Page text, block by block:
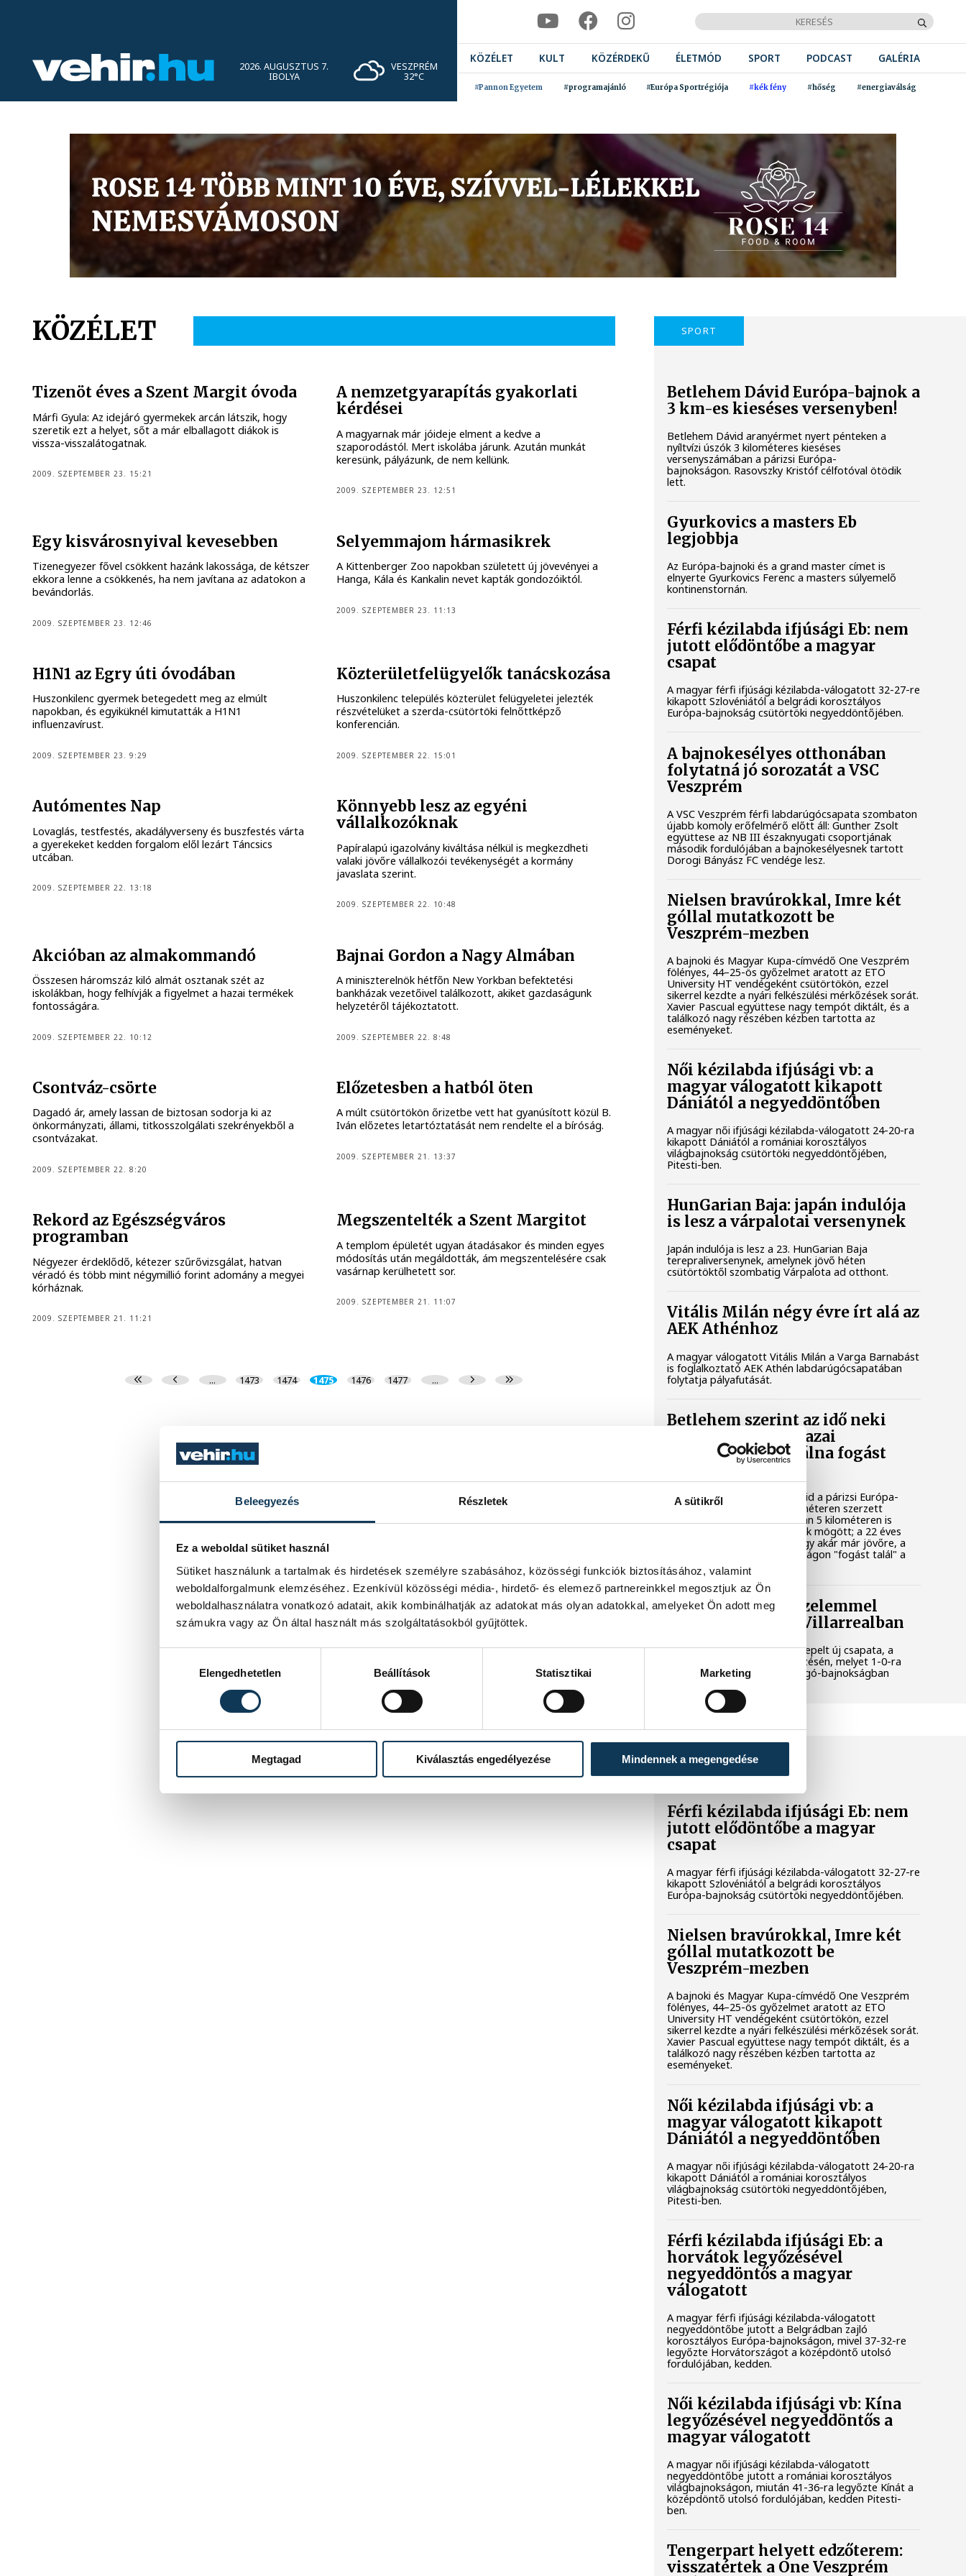
Beleegyezés Részletek A sütikről
Ez a weboldal sütiket használ
Sütiket használunk a tartalmak és hirdetések személyre szabásához, közösségi funkciók biztosításához, valamint
weboldalforgalmunk elemzéséhez. Ezenkívül közösségi média-, hirdető- és elemező partnereinkkel megosztjuk az Ön
weboldalhasználatra vonatkozó adatait, akik kombinálhatják az adatokat más olyan adatokkal, amelyeket Ön adott meg
számukra vagy az Ön által használt más szolgáltatásokból gyűjtöttek.
Elengedhetetlen
Beállítások Statisztikai Marketing
Megtagad Kiválasztás engedélyezése Mindennek a megengedése
2026. AUGUSZTUS 7.
IBOLYA
VESZPRÉM
32°C
KÖZÉLET KULT KÖZÉRDEKŰ ÉLETMÓD SPORT PODCAST GALÉRIA
#Pannon Egyetem #programajánló #Európa Sportrégiója #kék fény #hőség #energiaválság
KÖZÉLET
Tizenöt éves a Szent Margit óvoda
Márfi Gyula: Az idejáró gyermekek arcán látszik, hogy
szeretik ezt a helyet, sőt a már elballagott diákok is
vissza-visszalátogatnak.
2009. SZEPTEMBER 23. 15:21
A nemzetgyarapítás gyakorlati
kérdései
A magyarnak már jóideje elment a kedve a
szaporodástól. Mert iskolába járunk. Azután munkát
keresünk, pályázunk, de nem kellünk.
2009. SZEPTEMBER 23. 12:51
Egy kisvárosnyival kevesebben
Tizenegyezer fővel csökkent hazánk lakossága, de kétszer
ekkora lenne a csökkenés, ha nem javítana az adatokon a
bevándorlás.
2009. SZEPTEMBER 23. 12:46
Selyemmajom hármasikrek
A Kittenberger Zoo napokban született új jövevényei a
Hanga, Kála és Kankalin nevet kapták gondozóiktól.
2009. SZEPTEMBER 23. 11:13
H1N1 az Egry úti óvodában
Huszonkilenc gyermek betegedett meg az elmúlt
napokban, és egyiküknél kimutatták a H1N1
influenzavírust.
2009. SZEPTEMBER 23. 9:29
Közterületfelügyelők tanácskozása
Huszonkilenc település közterület felügyeletei jelezték
részvételüket a szerda-csütörtöki felnőttképző
konferencián.
2009. SZEPTEMBER 22. 15:01
Autómentes Nap
Lovaglás, testfestés, akadályverseny és buszfestés várta
a gyerekeket kedden forgalom elől lezárt Táncsics
utcában.
2009. SZEPTEMBER 22. 13:18
Könnyebb lesz az egyéni
vállalkozóknak
Papíralapú igazolvány kiváltása nélkül is megkezdheti
valaki jövőre vállalkozói tevékenységét a kormány
javaslata szerint.
2009. SZEPTEMBER 22. 10:48
Akcióban az almakommandó
Összesen háromszáz kiló almát osztanak szét az
iskolákban, hogy felhívják a figyelmet a hazai termékek
fontosságára.
2009. SZEPTEMBER 22. 10:12
Bajnai Gordon a Nagy Almában
A miniszterelnök hétfőn New Yorkban befektetési
bankházak vezetőivel találkozott, akiket gazdaságunk
helyzetéről tájékoztatott.
2009. SZEPTEMBER 22. 8:48
Csontváz-csörte
Dagadó ár, amely lassan de biztosan sodorja ki az
önkormányzati, állami, titkosszolgálati szekrényekből a
csontvázakat.
2009. SZEPTEMBER 22. 8:20
Előzetesben a hatból öten
A múlt csütörtökön őrizetbe vett hat gyanúsított közül B.
Iván előzetes letartóztatását nem rendelte el a bíróság.
2009. SZEPTEMBER 21. 13:37
Rekord az Egészségváros
programban
Négyezer érdeklődő, kétezer szűrővizsgálat, hatvan
véradó és több mint négymillió forint adomány a megyei
kórháznak.
2009. SZEPTEMBER 21. 11:21
Megszentelték a Szent Margitot
A templom épületét ugyan átadásakor és minden egyes
módosítás után megáldották, ám megszentelésére csak
vasárnap kerülhetett sor.
2009. SZEPTEMBER 21. 11:07
... 1473 1474 1475 1476 1477 ...
SPORT
Betlehem Dávid Európa-bajnok a
3 km-es kieséses versenyben!
Betlehem Dávid aranyérmet nyert pénteken a
nyíltvízi úszók 3 kilométeres kieséses
versenyszámában a párizsi Európa-
bajnokságon. Rasovszky Kristóf célfotóval ötödik
lett.
Gyurkovics a masters Eb
legjobbja
Az Európa-bajnoki és a grand master címet is
elnyerte Gyurkovics Ferenc a masters súlyemelő
kontinenstornán.
Férfi kézilabda ifjúsági Eb: nem
jutott elődöntőbe a magyar
csapat
A magyar férfi ifjúsági kézilabda-válogatott 32-27-re
kikapott Szlovéniától a belgrádi korosztályos
Európa-bajnokság csütörtöki negyeddöntőjében.
A bajnokesélyes otthonában
folytatná jó sorozatát a VSC
Veszprém
A VSC Veszprém férfi labdarúgócsapata szombaton
újabb komoly erőfelmérő előtt áll: Gunther Zsolt
együttese az NB III északnyugati csoportjának
második fordulójában a bajnokesélyesnek tartott
Dorogi Bányász FC vendége lesz.
Nielsen bravúrokkal, Imre két
góllal mutatkozott be
Veszprém-mezben
A bajnoki és Magyar Kupa-címvédő One Veszprém
fölényes, 44–25-ös győzelmet aratott az ETO
University HT vendégeként csütörtökön, ezzel
sikerrel kezdte a nyári felkészülési mérkőzések sorát.
Xavier Pascual együttese nagy tempót diktált, és a
találkozó nagy részében kézben tartotta az
eseményeket.
Női kézilabda ifjúsági vb: a
magyar válogatott kikapott
Dániától a negyeddöntőben
A magyar női ifjúsági kézilabda-válogatott 24-20-ra
kikapott Dániától a romániai korosztályos
világbajnokság csütörtöki negyeddöntőjében,
Pitesti-ben.
HunGarian Baja: japán indulója
is lesz a várpalotai versenynek
Japán indulója is lesz a 23. HunGarian Baja
terepraliversenynek, amelynek jövő héten
csütörtöktől szombatig Várpalota ad otthont.
Vitális Milán négy évre írt alá az
AEK Athénhoz
A magyar válogatott Vitális Milán a Varga Barnabást
is foglalkoztató AEK Athén labdarúgócsapatában
folytatja pályafutását.
Betlehem szerint az idő neki
dolgozik, jövőre hazai
környezetben találna fogást
Wellbrockon
A nyíltvízi úszó Betlehem Dávid a párizsi Európa-
bajnokságon a keddi 10 kilométeren szerzett
ezüstérmét követően, szerdán 5 kilométeren is
második lett Florian Wellbrock mögött; a 22 éves
magyar úszó bízik benne, hogy akár már jövőre, a
hazai rendezésű világbajnokságon "fogást talál" a
németek olimpiai bajnokán.
Gulácsi Péter győzelemmel
mutatkozott be a Villarrealban
Gulácsi Péter kezdőként szerepelt új csapata, a
Villarreal szerdai edzőmérkőzésén, melyet 1-0-ra
nyert meg a spanyol labdarúgó-bajnokságban
Férfi kézilabda ifjúsági Eb: nem
jutott elődöntőbe a magyar
csapat
A magyar férfi ifjúsági kézilabda-válogatott 32-27-re
kikapott Szlovéniától a belgrádi korosztályos
Európa-bajnokság csütörtöki negyeddöntőjében.
Nielsen bravúrokkal, Imre két
góllal mutatkozott be
Veszprém-mezben
A bajnoki és Magyar Kupa-címvédő One Veszprém
fölényes, 44–25-ös győzelmet aratott az ETO
University HT vendégeként csütörtökön, ezzel
sikerrel kezdte a nyári felkészülési mérkőzések sorát.
Xavier Pascual együttese nagy tempót diktált, és a
találkozó nagy részében kézben tartotta az
eseményeket.
Női kézilabda ifjúsági vb: a
magyar válogatott kikapott
Dániától a negyeddöntőben
A magyar női ifjúsági kézilabda-válogatott 24-20-ra
kikapott Dániától a romániai korosztályos
világbajnokság csütörtöki negyeddöntőjében,
Pitesti-ben.
Férfi kézilabda ifjúsági Eb: a
horvátok legyőzésével
negyeddöntős a magyar
válogatott
A magyar férfi ifjúsági kézilabda-válogatott
negyeddöntőbe jutott a Belgrádban zajló
korosztályos Európa-bajnokságon, mivel 37-32-re
legyőzte Horvátországot a középdöntő utolsó
fordulójában, kedden.
Női kézilabda ifjúsági vb: Kína
legyőzésével negyeddöntős a
magyar válogatott
A magyar női ifjúsági kézilabda-válogatott
negyeddöntőbe jutott a romániai korosztályos
világbajnokságon, miután 41-36-ra legyőzte Kínát a
középdöntő utolsó fordulójában, kedden Pitesti-
ben.
Tengerpart helyett edzőterem:
visszatértek a One Veszprém